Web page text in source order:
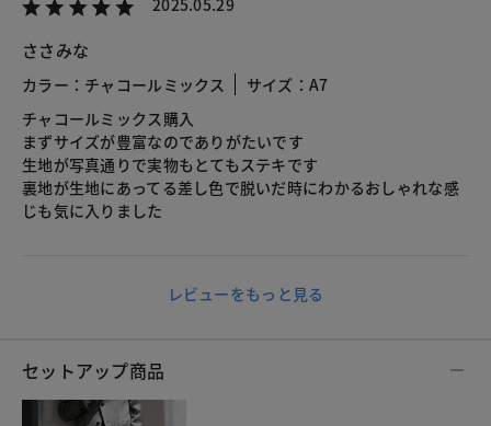
2025.05.29
ささみな
カラー：チャコールミックス
サイズ：A7
チャコールミックス購入
まずサイズが豊富なのでありがたいです
生地が写真通りで実物もとてもステキです
裏地が生地にあってる差し色で脱いだ時にわかるおしゃれな感
じも気に入りました
レビューをもっと見る
セットアップ商品